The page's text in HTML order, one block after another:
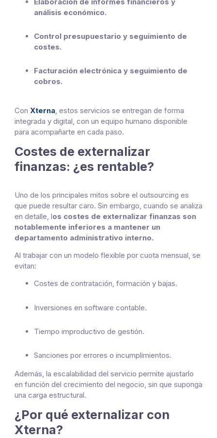
análisis económico.
Control presupuestario y seguimiento de
costes.
Facturación electrónica y seguimiento de
cobros.
Con Xterna, estos servicios se entregan de forma
integrada y digital, con un equipo humano disponible
para acompañarte en cada paso.
Costes de externalizar
finanzas: ¿es rentable?
Uno de los principales mitos sobre el outsourcing es
que puede resultar caro. Sin embargo, cuando se analiza
en detalle, los costes de externalizar finanzas son
notablemente inferiores a mantener un
departamento administrativo interno.
Al trabajar con un modelo flexible por cuota mensual, se
evitan:
Costes de contratación, formación y bajas.
Inversiones en software contable.
Tiempo improductivo de gestión.
Sanciones por errores o incumplimientos.
Además, la escalabilidad del servicio permite ajustarlo
en función del crecimiento del negocio, sin que suponga
una carga estructural.
¿Por qué externalizar con
Xterna?